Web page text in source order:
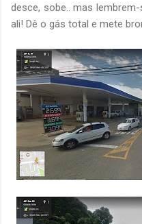
desce, sobe.. mas
ali! Dê o gás total e mete